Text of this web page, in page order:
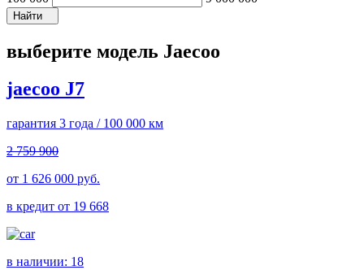
Найти
выберите модель Jaecoo
jaecoo J7
гарантия 3 года / 100 000 км
2 759 900
от 1 626 000 руб.
в кредит от 19 668
в наличии: 18